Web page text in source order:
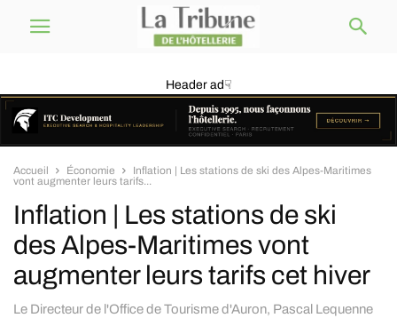
Header ad☟
Accueil Économie
Inflation | Les stations de ski des Alpes-Maritimes
vont augmenter leurs tarifs...
Inflation | Les stations de ski
des Alpes-Maritimes vont
augmenter leurs tarifs cet hiver
Le Directeur de l'Office de Tourisme d'Auron, Pascal Lequenne